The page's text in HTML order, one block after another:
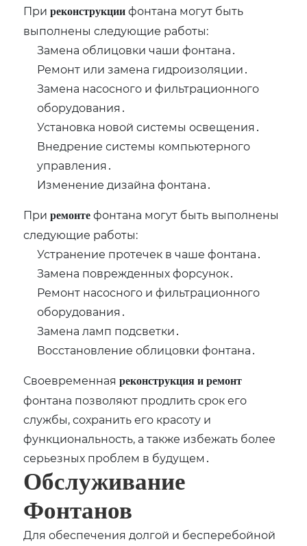
Приреконструкции фонтана могут быть
выполнены следующие работы:
Замена облицовки чаши фонтана․
Ремонт или замена гидроизоляции․
Замена насосного и фильтрационного
оборудования․
Установка новой системы освещения․
Внедрение системы компьютерного
управления․
Изменение дизайна фонтана․
Приремонте фонтана могут быть выполнены
следующие работы:
Устранение протечек в чаше фонтана․
Замена поврежденных форсунок․
Ремонт насосного и фильтрационного
оборудования․
Замена ламп подсветки․
Восстановление облицовки фонтана․
Своевременнаяреконструкция и ремонт
фонтана позволяют продлить срок его
службы‚ сохранить его красоту и
функциональность‚ а также избежать более
серьезных проблем в будущем․
Обслуживание
Фонтанов
Для обеспечения долгой и бесперебойной